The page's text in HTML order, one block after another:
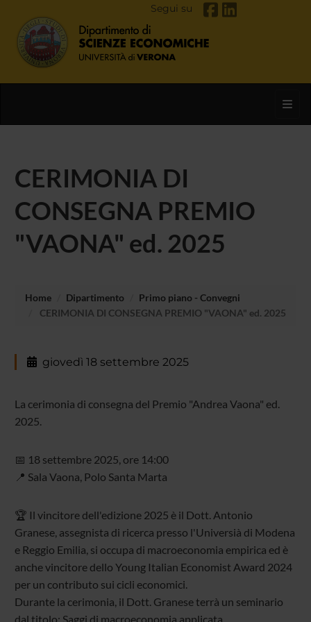
Segui su
CERIMONIA DI
CONSEGNA PREMIO
"VAONA" ed. 2025
Home Dipartimento
Primo piano - Convegni
CERIMONIA DI CONSEGNA PREMIO "VAONA" ed. 2025
giovedì 18 settembre 2025
La cerimonia di consegna del Premio "Andrea Vaona" ed.
2025.
📅 18 settembre 2025, ore 14:00
📍 Sala Vaona, Polo Santa Marta
🏆 Il vincitore dell'edizione 2025 è il Dott. Antonio
Granese, assegnista di ricerca presso l'Universià di Modena
e Reggio Emilia, si occupa di macroeconomia empirica ed è
anche vincitore dello Young Italian Economist Award 2024
per un contributo sui cicli economici.
Durante la cerimonia, il Dott. Granese terrà un seminario
dal titolo: Saggi di macroeconomia applicata